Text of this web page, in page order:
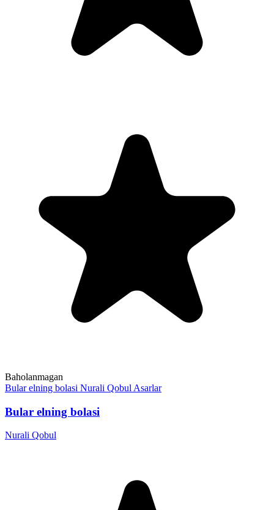
Baholanmagan
Bular elning bolasi Nurali Qobul Asarlar
Bular elning bolasi
Nurali Qobul